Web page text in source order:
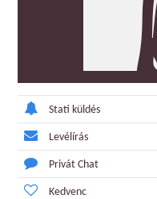
Stati küldés
Levélírás
Privát Chat
Kedvenc